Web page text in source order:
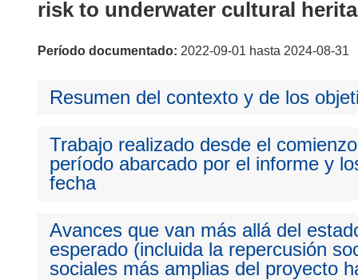
risk to underwater cultural
Período documentado: 2022-09-01 hasta 2024-08-31
Resumen del contexto y de los
Trabajo realizado desde el
período abarcado por el informe y
fecha
Avances que van más allá del
esperado (incluida la repercusión
sociales más amplias del proyecto